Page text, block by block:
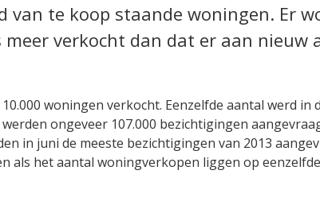
van te koop staande woningen. Er
meer verkocht dan dat er aan nieuw
woningen verkocht. Eenzelfde aantal werd in
ongeveer 107.000 bezichtigingen
in juni de meeste bezichtigingen van 2013
als het aantal woningverkopen liggen op